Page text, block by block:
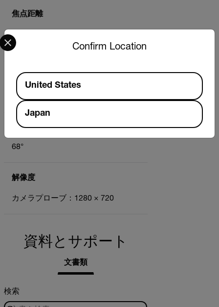
焦点距離
35mm～60mm（1.4インチ～2.4イ
ンチ）
直径
5.5 mm (0.22 インチ)
視野角
68°
解像度
カメラプローブ：1280 × 720
資料とサポート
文書類
検索
Confirm Location
Select your preferred country and language from the
Available Locations
United States
Japan